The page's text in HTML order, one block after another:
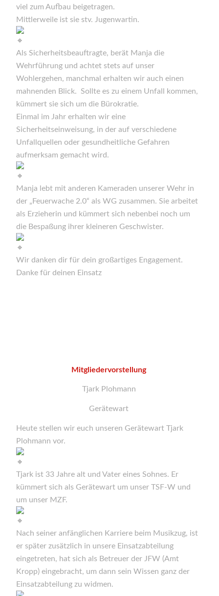
viel zum Aufbau beigetragen.
Mittlerweile ist sie stv. Jugenwartin.
Als Sicherheitsbeauftragte, berät Manja die
Wehrführung und achtet stets auf unser
Wohlergehen, manchmal erhalten wir auch einen
mahnenden Blick. Sollte es zu einem Unfall kommen,
kümmert sie sich um die Bürokratie.
Einmal im Jahr erhalten wir eine
Sicherheitseinweisung, in der auf verschiedene
Unfallquellen oder gesundheitliche Gefahren
aufmerksam gemacht wird.
Manja lebt mit anderen Kameraden unserer Wehr in
der „Feuerwache 2.0“ als WG zusammen. Sie arbeitet
als Erzieherin und kümmert sich nebenbei noch um
die Bespaßung ihrer kleineren Geschwister.
Wir danken dir für dein großartiges Engagement.
Danke für deinen Einsatz
Mitgliedervorstellung
Tjark Plohmann
Gerätewart
Heute stellen wir euch unseren Gerätewart Tjark
Plohmann vor.
Tjark ist 33 Jahre alt und Vater eines Sohnes. Er
kümmert sich als Gerätewart um unser TSF-W und
um unser MZF.
Nach seiner anfänglichen Karriere beim Musikzug, ist
er später zusätzlich in unsere Einsatzabteilung
eingetreten, hat sich als Betreuer der JFW (Amt
Kropp) eingebracht, um dann sein Wissen ganz der
Einsatzabteilung zu widmen.